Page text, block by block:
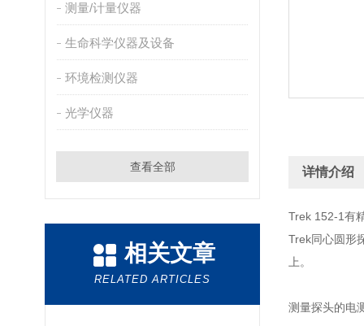
测量/计量仪器
生命科学仪器及设备
环境检测仪器
光学仪器
查看全部
相关文章
RELATED ARTICLES
详情介绍
Trek 152-1有
Trek同心圆形
上。
测量探头的电